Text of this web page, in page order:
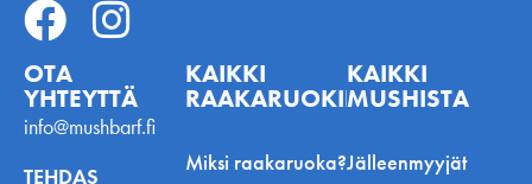
OTA
YHTEYTTÄ
info@mushbarf.fi
TEHDAS
KAIKKI
RAAKARUOKINNASTA
Miksi raakaruoka?
KAIKKI
MUSHISTA
Jälleenmyyjät